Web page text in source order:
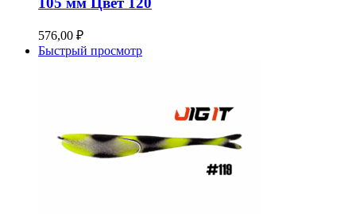
576,00 ₽
Быстрый просмотр